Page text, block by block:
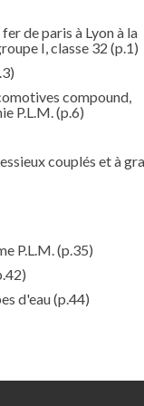
de paris à Lyon à la
I, classe 32 (p.1)
compound,
P.L.M. (p.6)
couplés et à
P.L.M. (p.35)
d'eau(p.44)